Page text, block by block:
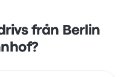
från Berlin